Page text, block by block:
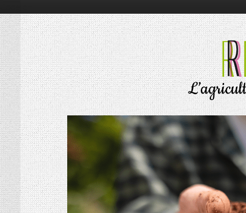
RÉSONNANCES
ALIMENTATION
ÉCONOMIE
ENVIRONNEMENT
INNOVATION
PORTRAITS
SOCIÉTÉ
MOTS D’AGRICULTURE
L’AGRICULTURE EN BREF
LES CONNAISSEURS